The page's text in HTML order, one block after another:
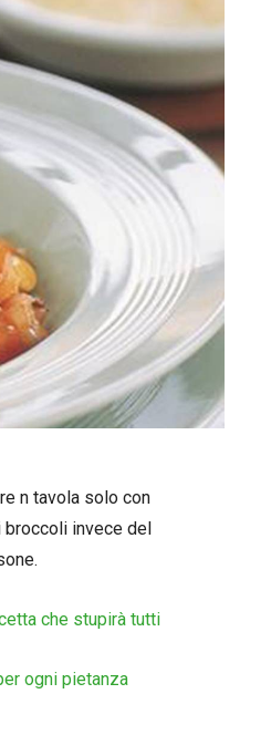
n tavola solo con
broccoli invece del
che stupirà tutti
ogni pietanza